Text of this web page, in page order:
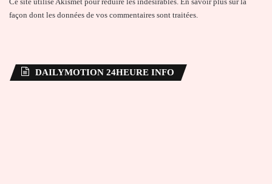
façon dont les données de vos commentaires sont traitées.
DAILYMOTION 24HEURE INFO